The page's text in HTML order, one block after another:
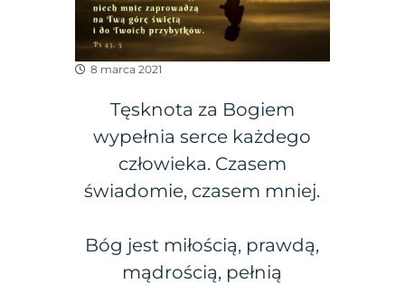
8 marca 2021
Tęsknota za Bogiem
wypełnia serce każdego
człowieka. Czasem
świadomie, czasem mniej.
Bóg jest miłością, prawdą,
mądrością, pełnią